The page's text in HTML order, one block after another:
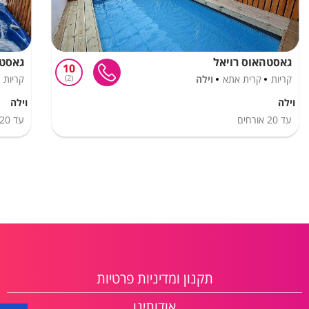
גאסטהאוס רויאל
קריות קרית אתא וילה
10
2
וילה
עד 20 אורחים
קריות
וילה
עד 20
תקנון ומדיניות פרטיות